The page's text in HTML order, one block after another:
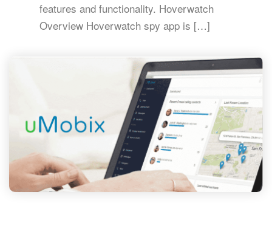
features and functionality. Hoverwatch
Overview Hoverwatch spy app is […]